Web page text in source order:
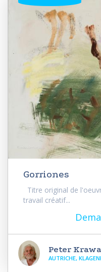
Gorriones
Titre original de
travail créatif...
Peter
AUTRICHE,